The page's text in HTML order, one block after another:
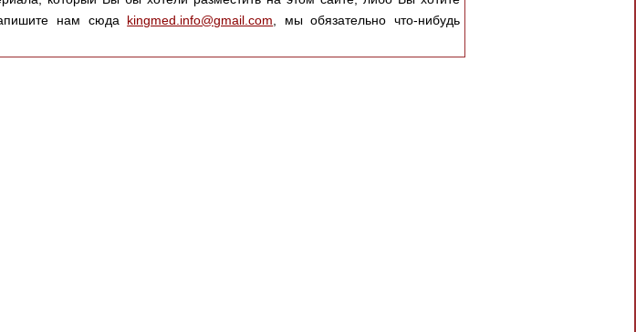
нам сюда kingmed.info@gmail.com , мы обязательно что-нибудь